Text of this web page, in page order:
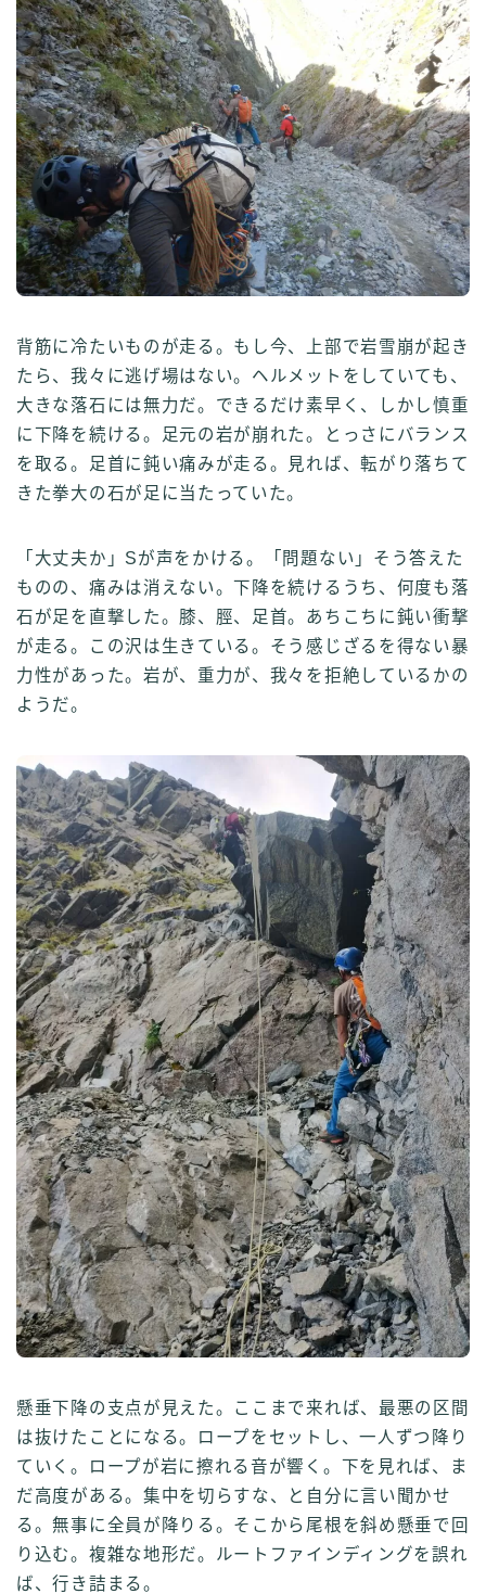
背筋に冷たいものが走る。もし今、上部で岩雪崩が起き
たら、我々に逃げ場はない。ヘルメットをしていても、
大きな落石には無力だ。できるだけ素早く、しかし慎重
に下降を続ける。足元の岩が崩れた。とっさにバランス
を取る。足首に鈍い痛みが走る。見れば、転がり落ちて
きた拳大の石が足に当たっていた。
「大丈夫か」Sが声をかける。「問題ない」そう答えた
ものの、痛みは消えない。下降を続けるうち、何度も落
石が足を直撃した。膝、脛、足首。あちこちに鈍い衝撃
が走る。この沢は生きている。そう感じざるを得ない暴
力性があった。岩が、重力が、我々を拒絶しているかの
ようだ。
懸垂下降の支点が見えた。ここまで来れば、最悪の区間
は抜けたことになる。ロープをセットし、一人ずつ降り
ていく。ロープが岩に擦れる音が響く。下を見れば、ま
だ高度がある。集中を切らすな、と自分に言い聞かせ
る。無事に全員が降りる。そこから尾根を斜め懸垂で回
り込む。複雑な地形だ。ルートファインディングを誤れ
ば、行き詰まる。